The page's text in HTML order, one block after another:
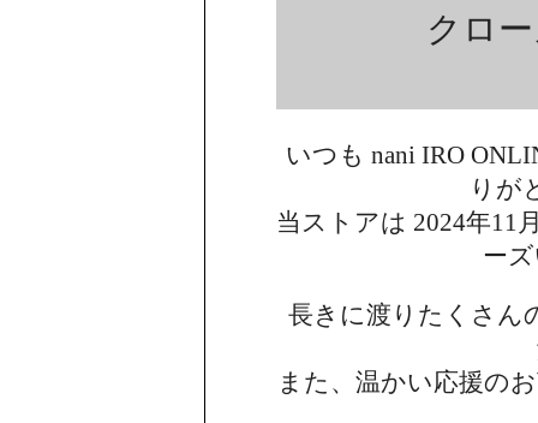
クロ
いつも nani IRO
りが
当ストアは 2024年11
ー
長きに渡りたくさん
また、温かい応援の